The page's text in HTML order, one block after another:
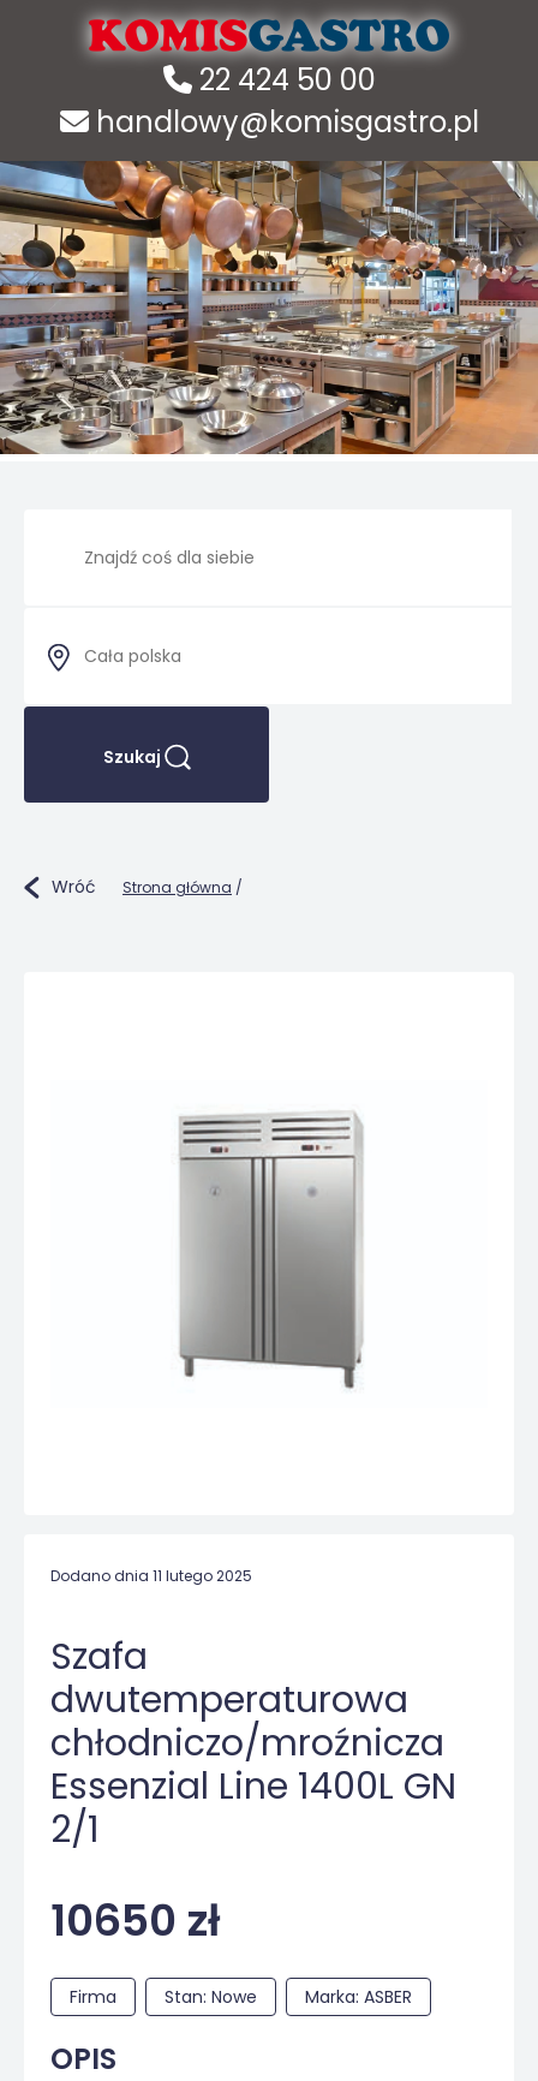
22 424 50 00
handlowy@komisgastro.pl
Szukaj
Wróć Strona główna /
Dodano dnia 11 lutego 2025
Szafa
dwutemperaturowa
chłodniczo/mroźnicza
Essenzial Line 1400L GN
2/1
10650 zł
Firma Stan: Nowe Marka: ASBER
OPIS